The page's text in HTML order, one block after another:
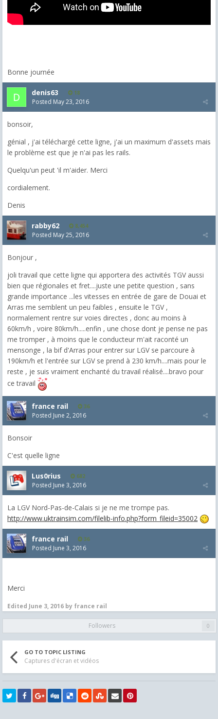
Bonne journée
denis63 18
Posted May 23, 2016
bonsoir,
génial , j'ai téléchargé cette ligne, j'ai un maximum d'assets mais
le problème est que je n'ai pas les rails.
Quelqu'un peut 'il m'aider. Merci
cordialement.
Denis
rabby62 8,454
Posted May 25, 2016
Bonjour ,
joli travail que cette ligne qui apportera des activités TGV aussi
bien que régionales et fret....juste une petite question , sans
grande importance ...les vitesses en entrée de gare de Douai et
Arras me semblent un peu faibles , ensuite le TGV ,
normalement rentre sur voies directes , donc au moins à
60km/h , voire 80km/h.....enfin , une chose dont je pense ne pas
me tromper , à moins que le conducteur m'ait raconté un
mensonge , la bif d'Arras pour entrer sur LGV se parcoure à
190km/h et l'entrée sur LGV se prend à 230 km/h....mais pour le
reste , je suis vraiment enchanté du travail réalisé....bravo pour
ce travail
france rail 36
Posted June 2, 2016
Bonsoir
C'est quelle ligne
Lus0rius 682
Posted June 3, 2016
La LGV Nord-Pas-de-Calais si je ne me trompe pas.
http://www.uktrainsim.com/filelib-info.php?form_fileid=35002
france rail 36
Posted June 3, 2016
Merci
Edited June 3, 2016 by france rail
Followers 0
GO TO TOPIC LISTING
Captures d'écran et vidéos